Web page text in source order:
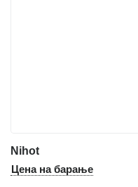
Nihot
Цена на барање